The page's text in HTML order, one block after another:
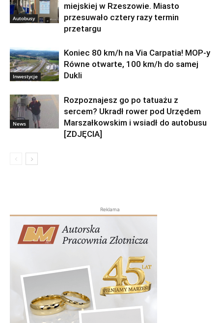
Autobusy
miejskiej w Rzeszowie. Miasto
przesuwało cztery razy termin
przetargu
Inwestycje
Koniec 80 km/h na Via Carpatia! MOP-y
Równe otwarte, 100 km/h do samej
Dukli
News
Rozpoznajesz go po tatuażu z
sercem? Ukradł rower pod Urzędem
Marszałkowskim i wsiadł do autobusu
[ZDJĘCIA]
Reklama